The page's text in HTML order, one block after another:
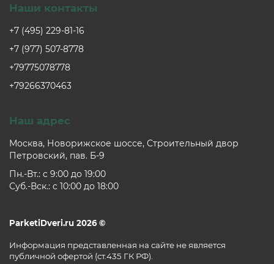
Наши контакты
+7 (495) 229-81-16
+7 (977) 507-8778
+79775078778
+79266370463
Наш адрес
Москва, Новорижское шоссе, Строительный двор
Петровский, пав. Б-9
Пн.-Вт.: c 9:00 до 19:00
Суб.-Вск.: c 10:00 до 18:00
ParketiDveri.ru 2026 ©
Информация представленная на сайте не является
публичной офертой (ст.435 ГК РФ).